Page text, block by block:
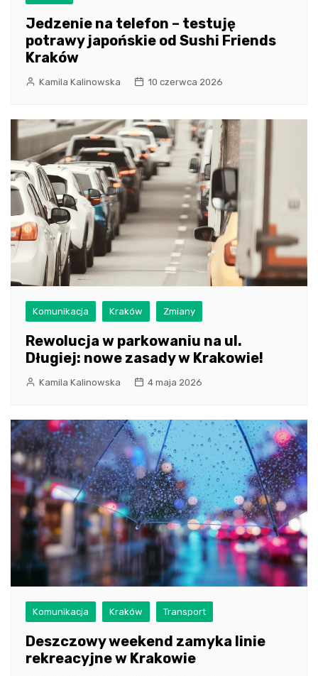
Jedzenie na telefon – testuję
potrawy japońskie od Sushi Friends
Kraków
Kamila Kalinowska 10 czerwca 2026
Komunikacja Kraków Zmiany
Rewolucja w parkowaniu na ul.
Długiej: nowe zasady w Krakowie!
Kamila Kalinowska 4 maja 2026
Komunikacja Kraków Transport
Deszczowy weekend zamyka linie
rekreacyjne w Krakowie